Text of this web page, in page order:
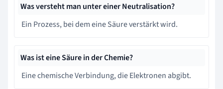
Was versteht man unter einer Neutralisation?
Ein Prozess, bei dem eine Säure verstärkt wird.
Was ist eine Säure in der Chemie?
Eine chemische Verbindung, die Elektronen abgibt.